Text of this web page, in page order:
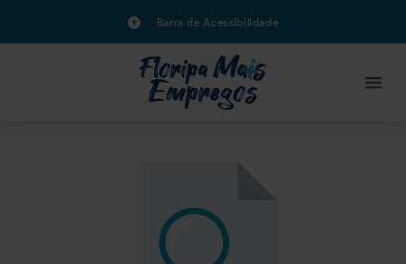
Barra de Acessibilidade